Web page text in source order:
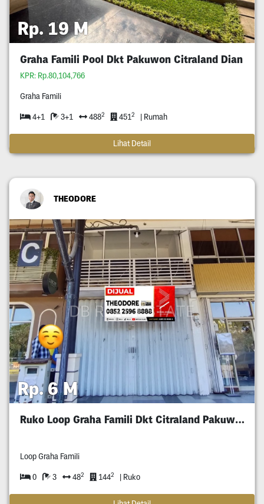
Rp. 19 M
Graha Famili Pool Dkt Pakuwon Citraland Dian
KPR: Rp.80,104,766
Graha Famili
4+1 3+1 4882 4512 | Rumah
Lihat Detail
THEODORE
Rp. 6 M
Ruko Loop Graha Famili Dkt Citraland Pakuwon
Loop Graha Famili
0 3 482 1442 | Ruko